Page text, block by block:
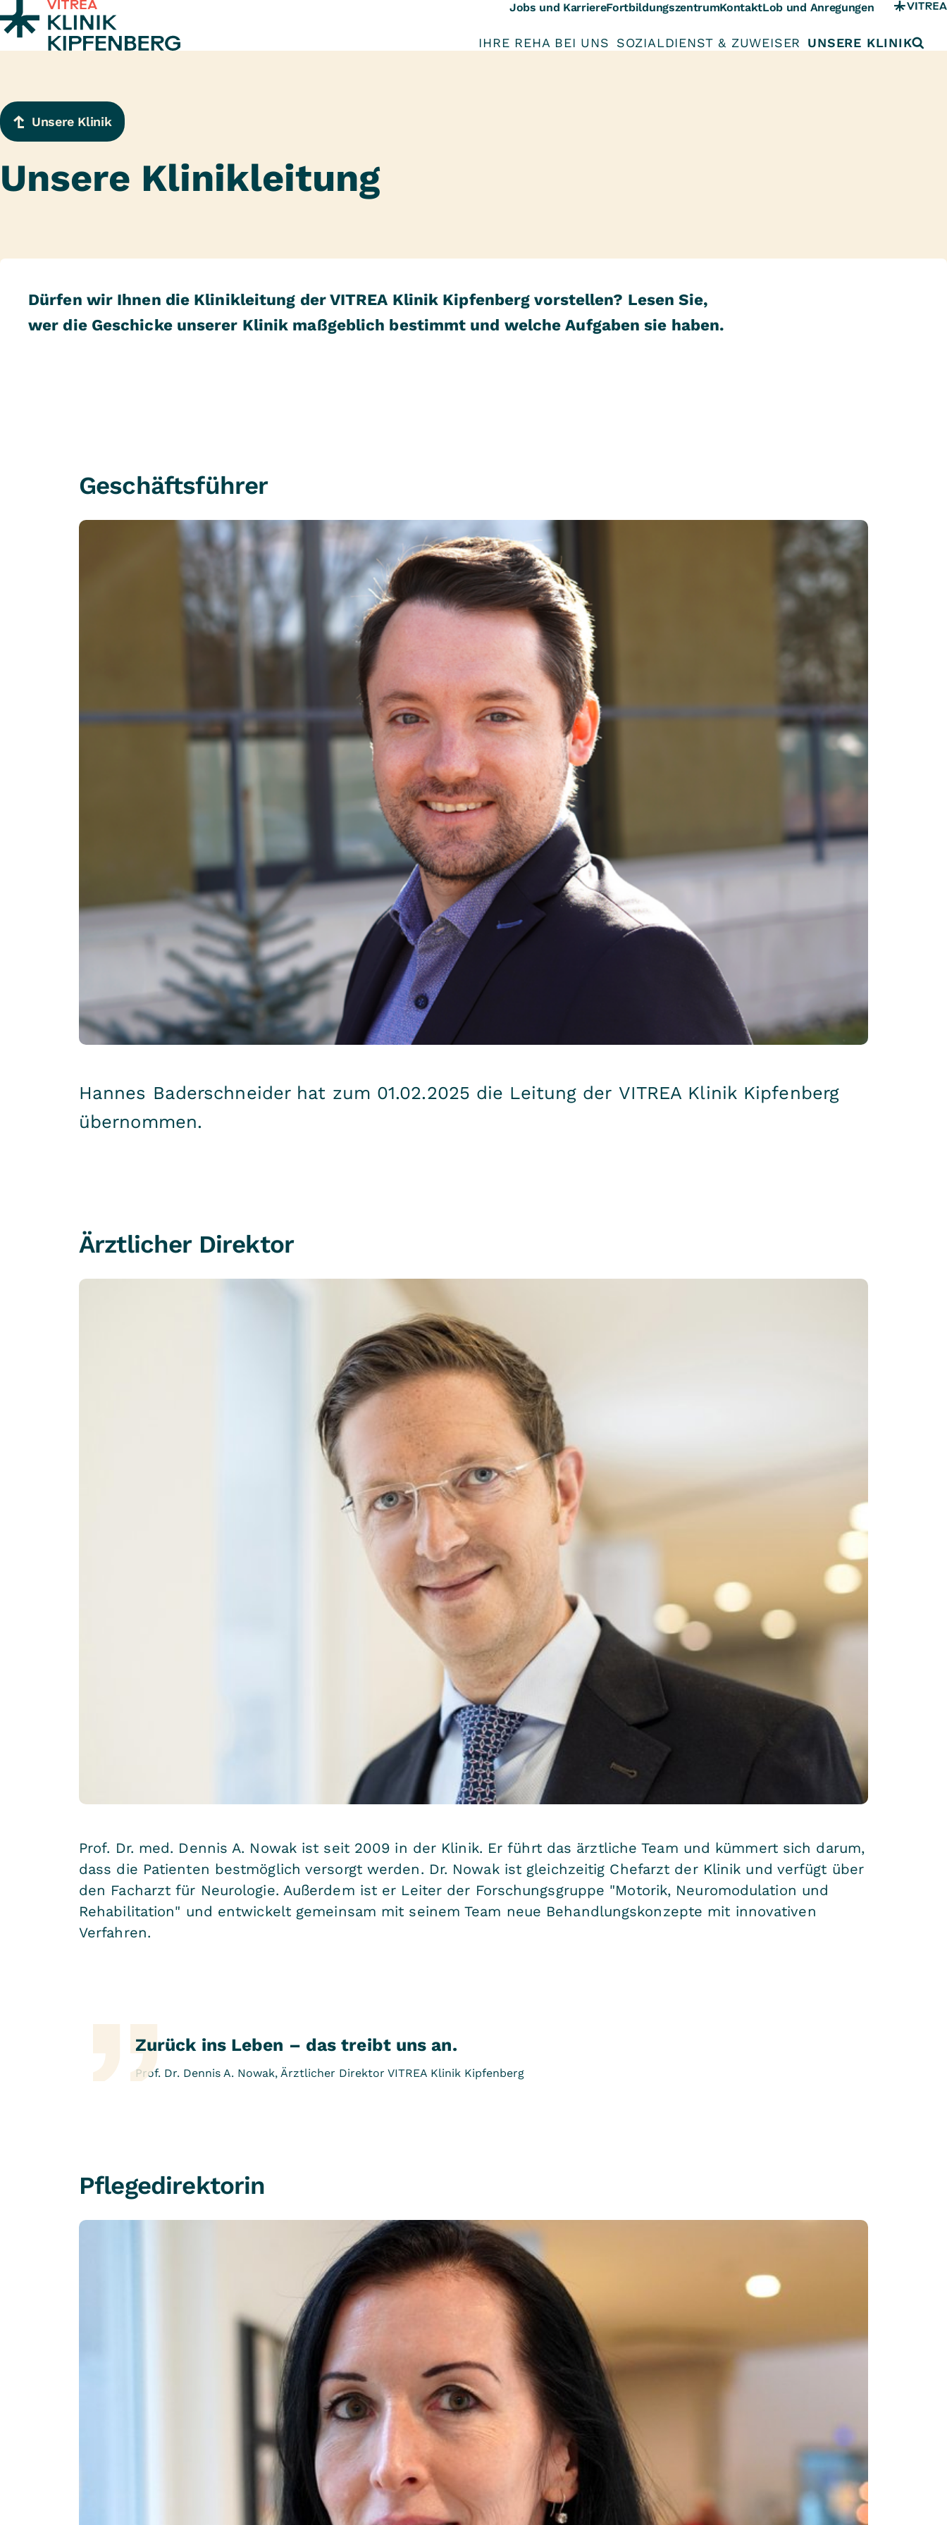
Zum Inhalt springen Jobs und KarriereFortbildungszentrumKontaktLob und Anregungen
IHRE REHA BEI UNS SOZIALDIENST & ZUWEISER UNSERE KLINIK
Unsere Klinik
Unsere Klinikleitung
Dürfen wir Ihnen die Klinikleitung der VITREA Klinik Kipfenberg vorstellen? Lesen Sie,
wer die Geschicke unserer Klinik maßgeblich bestimmt und welche Aufgaben sie haben.
Geschäftsführer
Hannes Baderschneider hat zum 01.02.2025 die Leitung der VITREA Klinik Kipfenberg
übernommen.
Ärztlicher Direktor
Prof. Dr. med. Dennis A. Nowak ist seit 2009 in der Klinik. Er führt das ärztliche Team und kümmert sich darum,
dass die Patienten bestmöglich versorgt werden. Dr. Nowak ist gleichzeitig Chefarzt der Klinik und verfügt über
den Facharzt für Neurologie. Außerdem ist er Leiter der Forschungsgruppe "Motorik, Neuromodulation und
Rehabilitation" und entwickelt gemeinsam mit seinem Team neue Behandlungskonzepte mit innovativen
Verfahren.
Zurück ins Leben – das treibt uns an.
Prof. Dr. Dennis A. Nowak, Ärztlicher Direktor VITREA Klinik Kipfenberg
Pflegedirektorin